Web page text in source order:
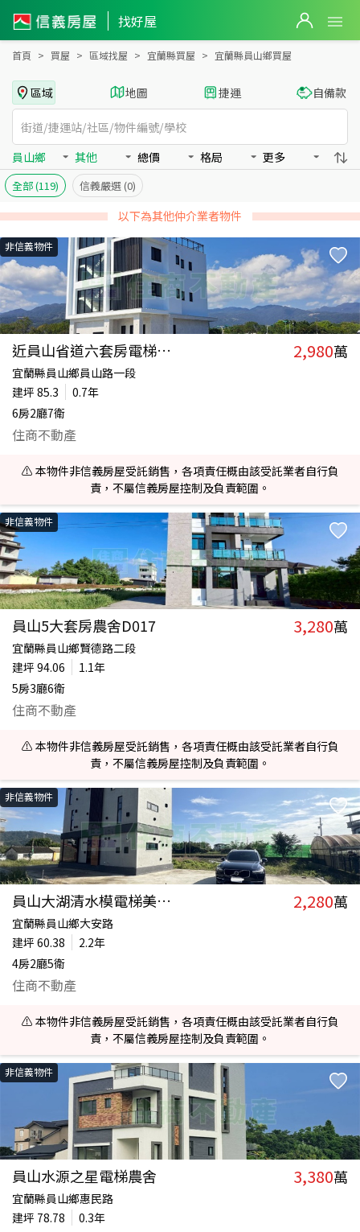
找好屋
宜蘭縣員山鄉買房：其他房屋物件出售、房價分析
首頁 買屋 區域找屋 宜蘭縣買屋 宜蘭縣員山鄉買屋
區域 地圖 捷運 自備款
員山鄉 其他 總價 格局 更多
全部(119) 信義嚴選 (0)
以下為其他仲介業者物件
非信義物件
近員山省道六套房電梯農舍 2,980萬
宜蘭縣員山鄉員山路一段
建坪 85.3
0.7年
6房2廳7衛
住商不動產
⚠️ 本物件非信義房屋受託銷售，各項責任概由該受託業者自行負
責，不屬信義房屋控制及負責範圍。
非信義物件
員山5大套房農舍D017 3,280萬
宜蘭縣員山鄉賢德路二段
建坪 94.06
1.1年
5房3廳6衛
住商不動產
⚠️ 本物件非信義房屋受託銷售，各項責任概由該受託業者自行負
責，不屬信義房屋控制及負責範圍。
非信義物件
員山大湖清水模電梯美農舍 2,280萬
宜蘭縣員山鄉大安路
建坪 60.38
2.2年
4房2廳5衛
住商不動產
⚠️ 本物件非信義房屋受託銷售，各項責任概由該受託業者自行負
責，不屬信義房屋控制及負責範圍。
非信義物件
員山水源之星電梯農舍 3,380萬
宜蘭縣員山鄉惠民路
建坪 78.78
0.3年
宜蘭縣員山鄉買房：其他物件出售、房價分析 - 信義房屋